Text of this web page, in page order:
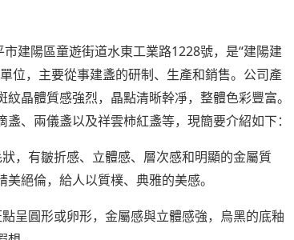
建陽區童遊街道水東工業路1228號，是“建陽建
位，主要從事建盞的研制、生產和銷售。公司產
晶體質感強烈，晶點清晰幹凈，整體色彩豐富。
、兩儀盞以及祥雲柿紅盞等，現簡要介紹如下：
，有皺折感、立體感、層次感和明顯的金屬質
絕倫，給人以質樸、典雅的美感。
呈圓形或卵形，金屬感與立體感強，烏黑的底釉